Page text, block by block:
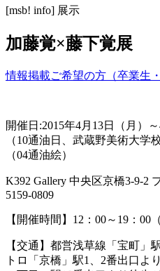
[msb! info] 展示
加藤覚×藤下覚展
情報掲載ご希望の方（卒業生
開催日:2015年4月13日（月）
（10通油日、武蔵野美術大学
（04通油絵）
K392 Gallery 中央区京橋3-9-2
5159-0809
【開催時間】12：00～19：00
【交通】都営浅草線「宝町」
トロ「京橋」駅1、2番出口よ